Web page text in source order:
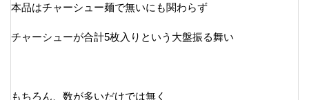
本品はチャーシュー麺で無いにも関わらず
チャーシューが合計5枚入りという大盤振る舞い
もちろん、数が多いだけでは無く